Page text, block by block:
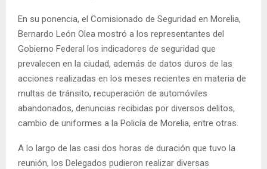
En su ponencia, el Comisionado de Seguridad en Morelia,
Bernardo León Olea mostró a los representantes del
Gobierno Federal los indicadores de seguridad que
prevalecen en la ciudad, además de datos duros de las
acciones realizadas en los meses recientes en materia de
multas de tránsito, recuperación de automóviles
abandonados, denuncias recibidas por diversos delitos,
cambio de uniformes a la Policía de Morelia, entre otras.
A lo largo de las casi dos horas de duración que tuvo la
reunión, los Delegados pudieron realizar diversas